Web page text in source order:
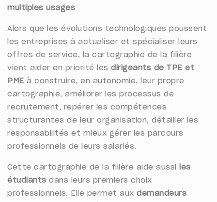
multiples usages
Alors que les évolutions technologiques poussent
les entreprises à actualiser et spécialiser leurs
offres de service, la cartographie de la filière
vient aider en priorité les dirigeants de TPE et
PME à construire, en autonomie, leur propre
cartographie, améliorer les processus de
recrutement, repérer les compétences
structurantes de leur organisation, détailler les
responsabilités et mieux gérer les parcours
professionnels de leurs salariés.
Cette cartographie de la filière aide aussi
les
étudiants dans leurs premiers choix
professionnels. Elle permet aux demandeurs